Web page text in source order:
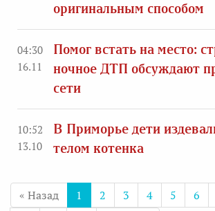
оригинальным способом
04:30
16.11
Помог встать на место:
ночное ДТП обсуждают
сети
10:52
13.10
В Приморье дети
телом котенка
« Назад 1 2 3 4 5 6